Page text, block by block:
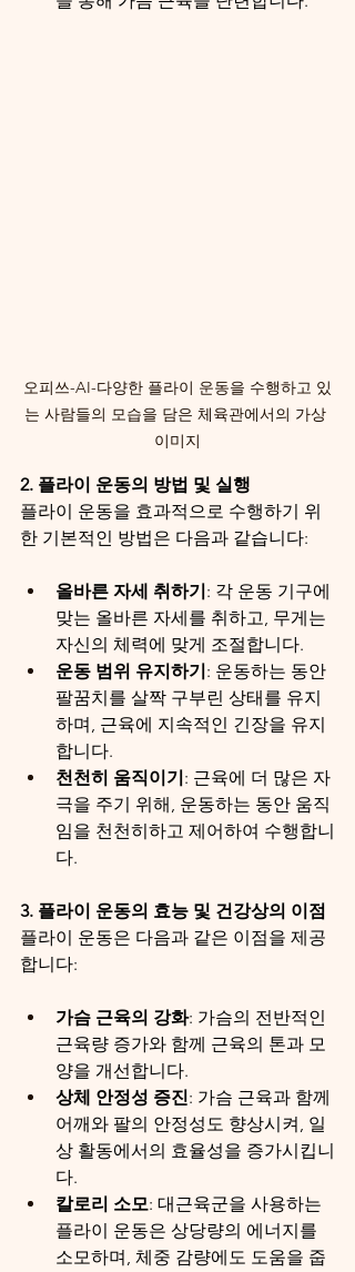
오피쓰-AI-다양한 플라이 운동을 수행하고 있
는 사람들의 모습을 담은 체육관에서의 가상
이미지
2. 플라이 운동의 방법 및 실행
플라이 운동을 효과적으로 수행하기 위
한 기본적인 방법은 다음과 같습니다:
올바른 자세 취하기: 각 운동 기구에
맞는 올바른 자세를 취하고, 무게는
자신의 체력에 맞게 조절합니다.
운동 범위 유지하기: 운동하는 동안
팔꿈치를 살짝 구부린 상태를 유지
하며, 근육에 지속적인 긴장을 유지
합니다.
천천히 움직이기: 근육에 더 많은 자
극을 주기 위해, 운동하는 동안 움직
임을 천천히하고 제어하여 수행합니
다.
3. 플라이 운동의 효능 및 건강상의 이점
플라이 운동은 다음과 같은 이점을 제공
합니다:
가슴 근육의 강화: 가슴의 전반적인
근육량 증가와 함께 근육의 톤과 모
양을 개선합니다.
상체 안정성 증진: 가슴 근육과 함께
어깨와 팔의 안정성도 향상시켜, 일
상 활동에서의 효율성을 증가시킵니
다.
칼로리 소모: 대근육군을 사용하는
플라이 운동은 상당량의 에너지를
소모하며, 체중 감량에도 도움을 줍